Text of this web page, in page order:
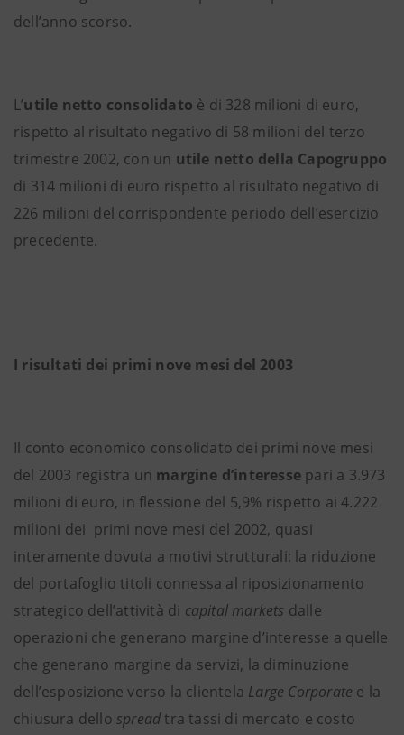
dell’anno scorso.
L’utile netto consolidato è di 328 milioni di euro,
rispetto al risultato negativo di 58 milioni del terzo
trimestre 2002, con un utile netto della Capogruppo
di 314 milioni di euro rispetto al risultato negativo di
226 milioni del corrispondente periodo dell’esercizio
precedente.
I risultati dei primi nove mesi del 2003
Il conto economico consolidato dei primi nove mesi
del 2003 registra un margine d’interesse pari a 3.973
milioni di euro, in flessione del 5,9% rispetto ai 4.222
milioni dei primi nove mesi del 2002, quasi
interamente dovuta a motivi strutturali: la riduzione
del portafoglio titoli connessa al riposizionamento
strategico dell’attività di capital markets dalle
operazioni che generano margine d’interesse a quelle
che generano margine da servizi, la diminuzione
dell’esposizione verso la clientela Large Corporate e la
chiusura dello spreadtra tassi di mercato e costo